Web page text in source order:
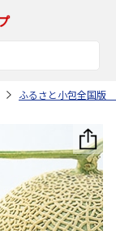
ふるさと小包全国版